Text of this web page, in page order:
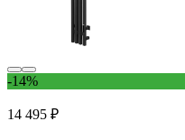
-14%
14 495 ₽